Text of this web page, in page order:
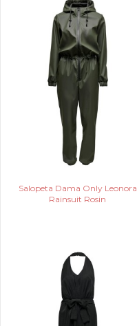
INFORMATII
CONTACT
Salopeta Dama Only Leonora
Rainsuit Rosin